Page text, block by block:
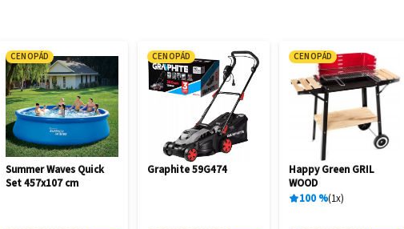
CENOPÁD
Summer Waves Quick
Set 457x107 cm
CENOPÁD
Graphite 59G474
CENOPÁD
Happy Green GRIL
WOOD
100 % 1x